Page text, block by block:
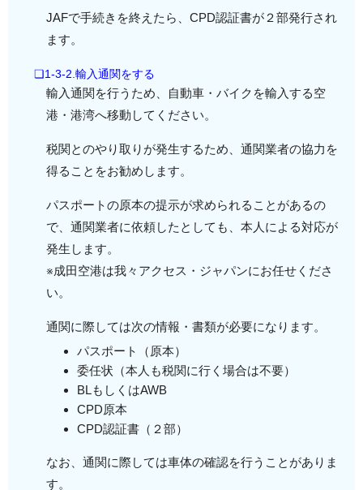
JAFで手続きを終えたら、CPD認証書が２部発行され
ます。
❏1-3-2.輸入通関をする
輸入通関を行うため、自動車・バイクを輸入する空
港・港湾へ移動してください。
税関とのやり取りが発生するため、通関業者の協力を
得ることをお勧めします。
パスポートの原本の提示が求められることがあるの
で、通関業者に依頼したとしても、本人による対応が
発生します。
※成田空港は我々アクセス・ジャパンにお任せくださ
い。
通関に際しては次の情報・書類が必要になります。
パスポート（原本）
委任状（本人も税関に行く場合は不要）
BLもしくはAWB
CPD原本
CPD認証書（２部）
なお、通関に際しては車体の確認を行うことがありま
す。